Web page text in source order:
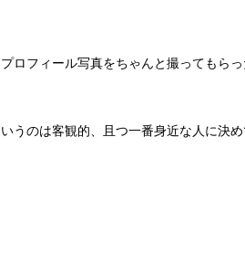
ロフィール写真をちゃんと撮ってもらっ
のは客観的、且つ一番身近な人に決